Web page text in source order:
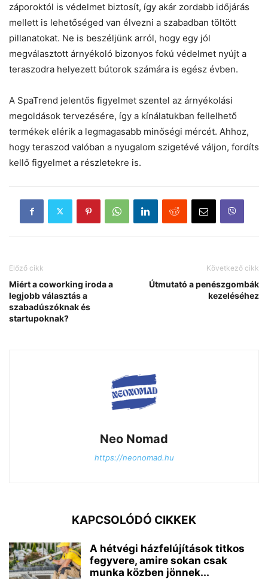
záporoktól is védelmet biztosít, így akár zordabb időjárás
mellett is lehetőséged van élvezni a szabadban töltött
pillanatokat. Ne is beszéljünk arról, hogy egy jól
megválasztott árnyékoló bizonyos fokú védelmet nyújt a
teraszodra helyezett bútorok számára is egész évben.
A SpaTrend jelentős figyelmet szentel az árnyékolási
megoldások tervezésére, így a kínálatukban fellelhető
termékek elérik a legmagasabb minőségi mércét. Ahhoz,
hogy teraszod valóban a nyugalom szigetévé váljon, fordíts
kellő figyelmet a részletekre is.
Előző cikk
Miért a coworking iroda a
legjobb választás a
szabadúszóknak és
startupoknak?
Következő cikk
Útmutató a penészgombák
kezeléséhez
Neo Nomad
https://neonomad.hu
KAPCSOLÓDÓ CIKKEK
A hétvégi házfelújítások titkos
fegyvere, amire sokan csak
munka közben jönnek...